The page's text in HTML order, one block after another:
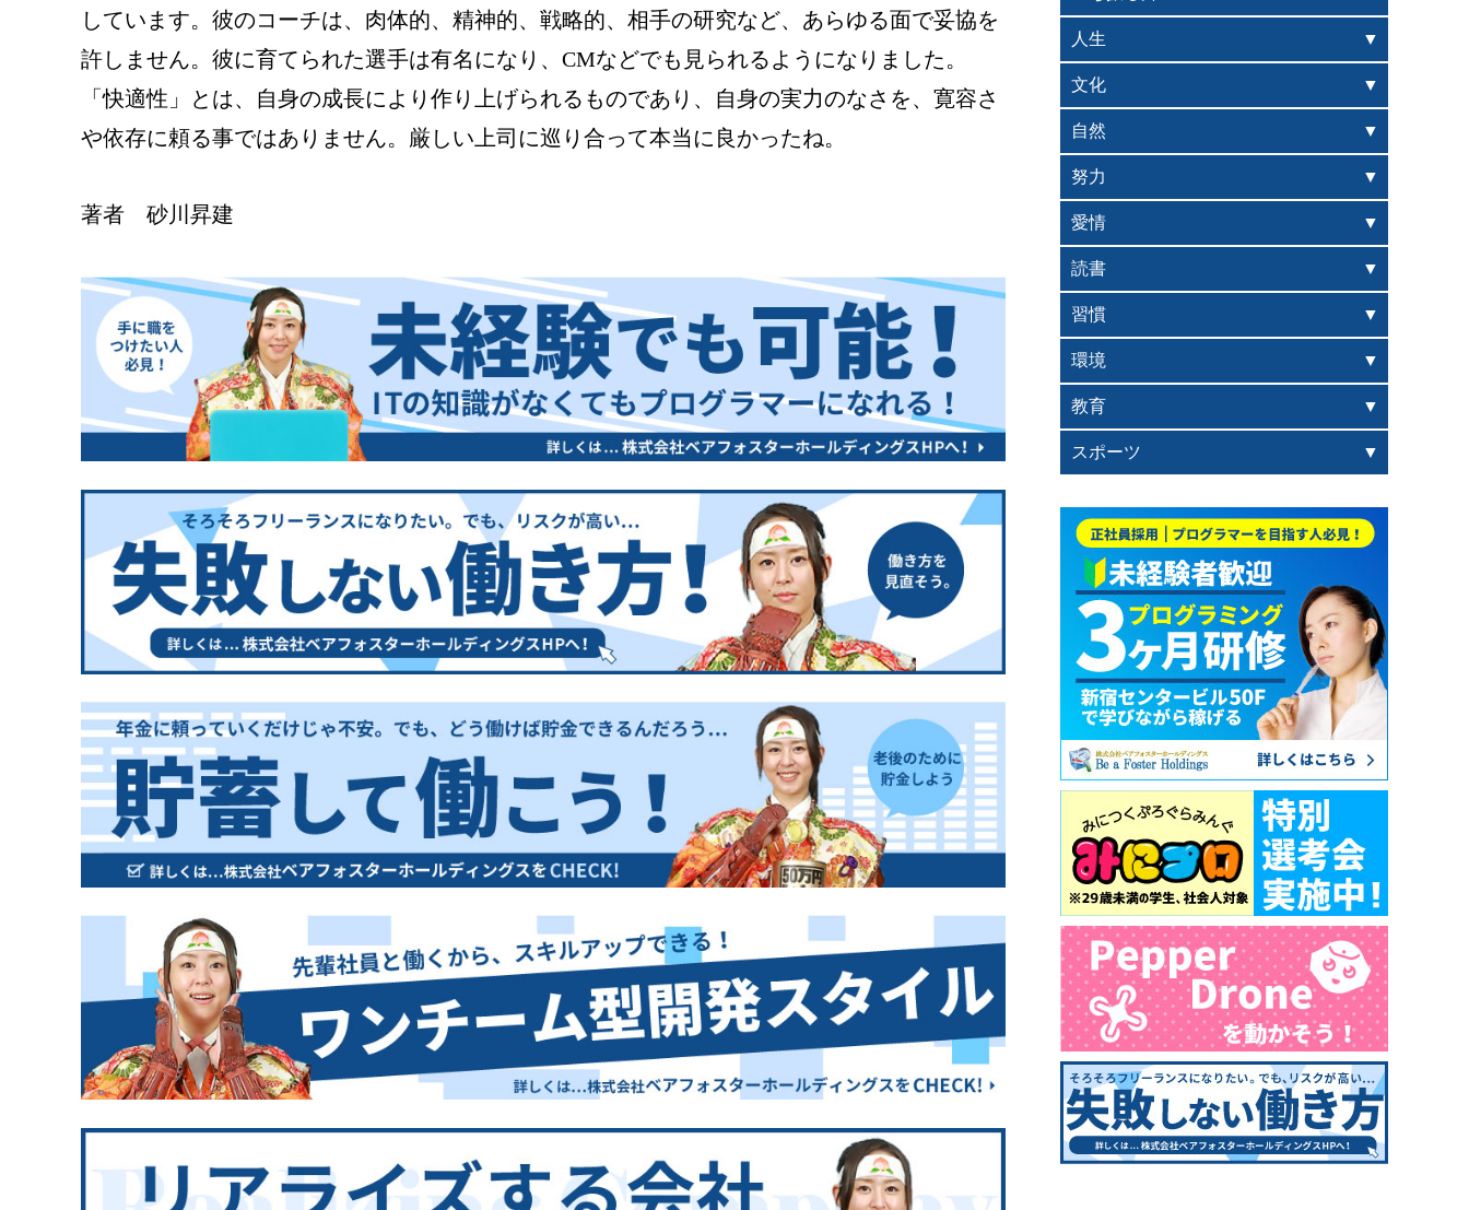
しています。彼のコーチは、肉体的、精神的、戦略的、相手の研究など、あらゆる面で妥協を
許しません。彼に育てられた選手は有名になり、CMなどでも見られるようになりました。
「快適性」とは、自身の成長により作り上げられるものであり、自身の実力のなさを、寛容さ
や依存に頼る事ではありません。厳しい上司に巡り合って本当に良かったね。
著者 砂川昇建
人生
文化
自然
努力
愛情
読書
習慣
環境
教育
スポーツ